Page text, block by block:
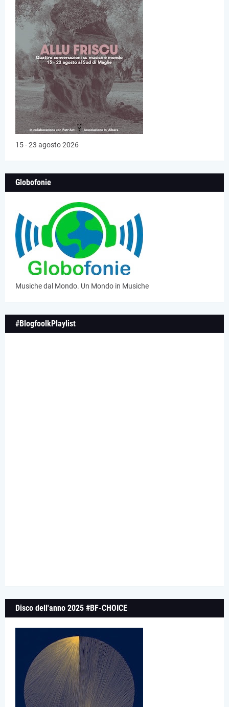
15 - 23 agosto 2026
Globofonie
Musiche dal Mondo. Un Mondo in Musiche
#BlogfoolkPlaylist
Disco dell'anno 2025 #BF-CHOICE